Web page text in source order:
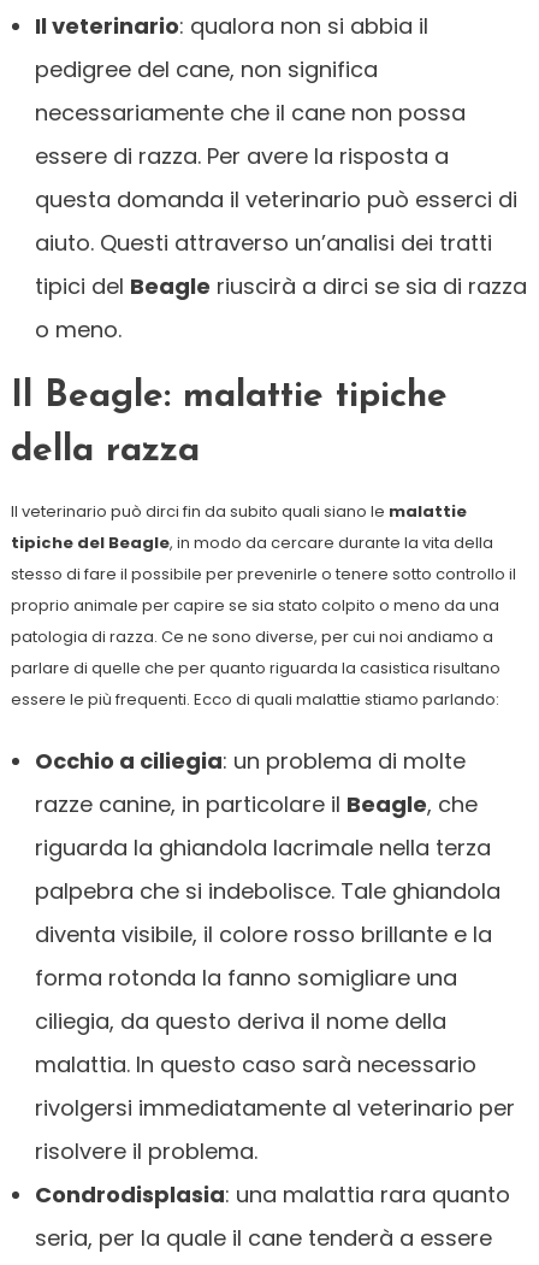
Il veterinario: qualora non si abbia il
pedigree del cane, non significa
necessariamente che il cane non possa
essere di razza. Per avere la risposta a
questa domanda il veterinario può esserci di
aiuto. Questi attraverso un’analisi dei tratti
tipici del Beagle riuscirà a dirci se sia di razza
o meno.
Il Beagle: malattie tipiche
della razza
Il veterinario può dirci fin da subito quali siano le malattie
tipiche del Beagle, in modo da cercare durante la vita della
stesso di fare il possibile per prevenirle o tenere sotto controllo il
proprio animale per capire se sia stato colpito o meno da una
patologia di razza. Ce ne sono diverse, per cui noi andiamo a
parlare di quelle che per quanto riguarda la casistica risultano
essere le più frequenti. Ecco di quali malattie stiamo parlando:
Occhio a ciliegia: un problema di molte
razze canine, in particolare il Beagle, che
riguarda la ghiandola lacrimale nella terza
palpebra che si indebolisce. Tale ghiandola
diventa visibile, il colore rosso brillante e la
forma rotonda la fanno somigliare una
ciliegia, da questo deriva il nome della
malattia. In questo caso sarà necessario
rivolgersi immediatamente al veterinario per
risolvere il problema.
Condrodisplasia: una malattia rara quanto
seria, per la quale il cane tenderà a essere